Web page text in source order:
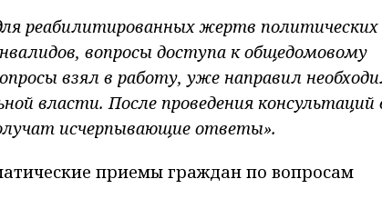
реабилитированных жертв политических
вопросы доступа к общедомовому
взял в работу, уже направил
власти. После проведения консультаций
исчерпывающие ответы».
приемы граждан по вопросам